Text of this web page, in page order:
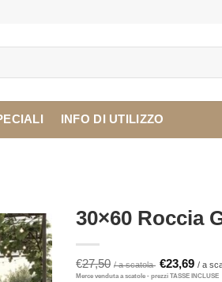
INFO DI UTILIZZO
30×60 Roccia
€27,50
Il
prezzo
€23,69